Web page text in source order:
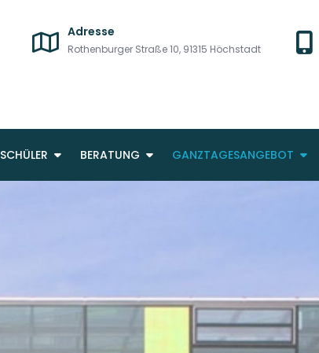
Adresse
Rothenburger Straße 10, 91315 Höchstadt
SCHÜLER BERATUNG GANZTAGESANGEBOT